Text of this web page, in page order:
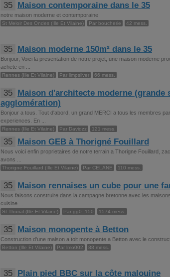
35 Maison contemporaine dans le 35
notre maison moderne et contemporaine
St Meloir Des Ondes (Ille Et Vilaine) Par boucherie 42 mess.
35 Maison moderne 150m² dans le 35
Bonjour, Voici la presentation de notre projet, une maison moderne
achete en ...
Rennes (Ille Et Vilaine) Par limpsilver 66 mess.
35 Maison d'architecte moderne
agglomération)
Bonjour a tous. Tout d'abord, un grand MERCI a tous les membres
experiences. En ...
Rennes (Ille Et Vilaine) Par Davidzz 121 mess.
35 Maison GEB à Thorigné Fouillard
Nous voici enfin proprietaires de notre terrain a Thorigne Fouillard,
avons ...
Thorigne Fouillard (Ille Et Vilaine) Par CELANE 110 mess.
35 Maison rennaises un cube pour une
Nous faisons construire dans la campagne bretonne avec les
cuisine ...
St Thurial (Ille Et Vilaine) Par gg0_150 1574 mess.
35 Maison monopente à Betton
Construction d'une maison a toit monopente a Betton avec le
Betton (Ille Et Vilaine) Par lmo002 88 mess.
35 Plain pied BBC sur la côte malouine